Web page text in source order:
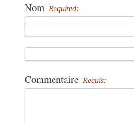
Nom Required:
Commentaire Requis: